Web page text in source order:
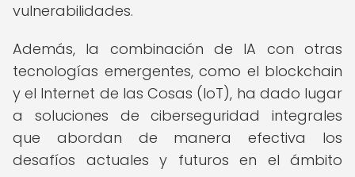
vulnerabilidades.
Además, la combinación de IA con otras
tecnologías emergentes, como el blockchain
y el Internet de las Cosas (IoT), ha dado lugar
a soluciones de ciberseguridad integrales
que abordan de manera efectiva los
desafíos actuales y futuros en el ámbito